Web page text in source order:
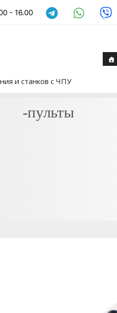
- 16.00
и станков с ЧПУ